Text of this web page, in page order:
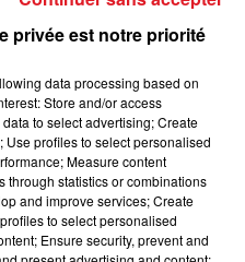
d'expérience dans ce
avec Ch.Soumillon.
pistes :
THIOLET - 413 FOXTROT
privée est notre priorité
data processing based on
Store and/or access
to select advertising; Create
profiles to select personalised
Measure content
through statistics or combinations
and improve services; Create
to select personalised
Ensure security, prevent and